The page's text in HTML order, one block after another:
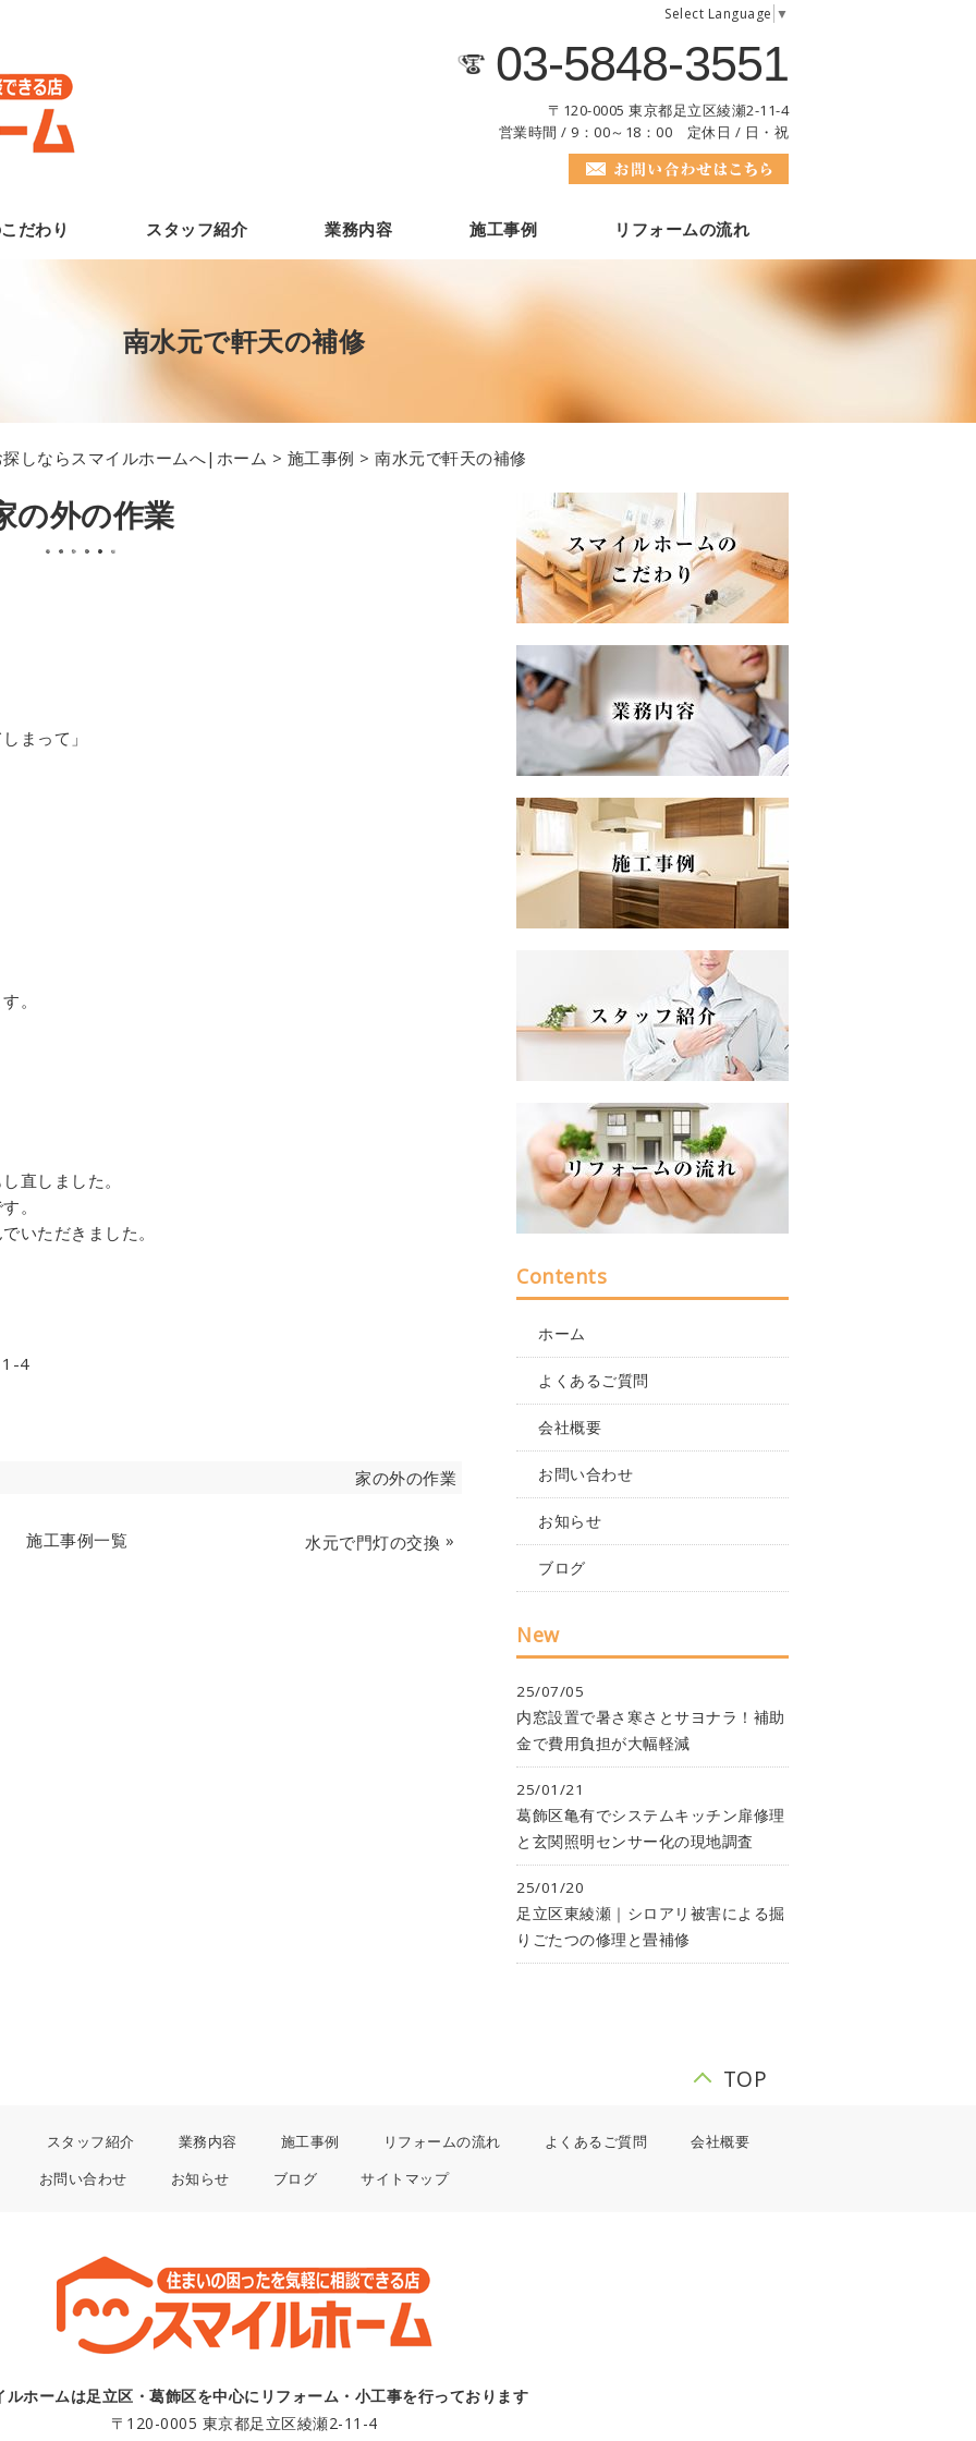
Select Language ▼
03-5848-3551
〒120-0005 東京都足立区綾瀬2-11-4
営業時間 / 9：00～18：00 定休日 / 日・祝
だわり スタッフ紹介 業務内容 施工事例 リフォームの流れ
南水元で軒天の補修
しならスマイルホームへ|ホーム > 施工事例 > 南水元で軒天の補修
の外の作業
まって」
。
直しました。
。
いただきました。
4
家の外の作業
施工事例一覧 水元で門灯の交換 »
Contents
ホーム
よくあるご質問
会社概要
お問い合わせ
お知らせ
ブログ
New
25/07/05
内窓設置で暑さ寒さとサヨナラ！補助
金で費用負担が大幅軽減
25/01/21
葛飾区亀有でシステムキッチン扉修理
と玄関照明センサー化の現地調査
25/01/20
足立区東綾瀬｜シロアリ被害による掘
りごたつの修理と畳補修
TOP
スタッフ紹介 業務内容 施工事例 リフォームの流れ よくあるご質問
会社概要
お問い合わせ
お知らせ ブログ サイトマップ
ルホームは足立区・葛飾区を中心にリフォーム・小工事を行っております
〒120-0005 東京都足立区綾瀬2-11-4